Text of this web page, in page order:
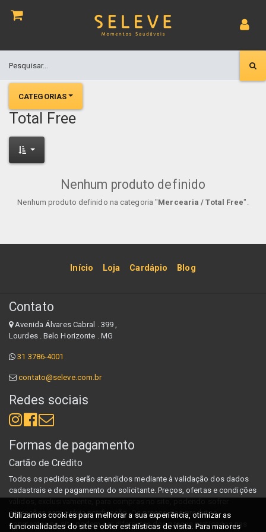
CATEGORIAS
Total Free
Nenhum produto definido
Nenhum produto definido na categoria "Mercearia / Total Free".
Início Loja Cardápio Blog
Contato
Avenida Álvares Cabral . 399 ,
Lourdes . Belo Horizonte . MG
31 3786-4001
contato@seleve.com.br
Redes sociais
Formas de pagamento
Cartão de Crédito
Todos os pedidos serão atendidos mediante à validação dos dados
cadastrais e de pagamento do solicitante. Preços, ofertas e condições
alterações sem prévia notificação. Os preços dos produtos
constantes no site podem ser diferentes dos preços praticados nas
Utilizamos cookies para melhorar a sua experiência, otimizar as
funcionalidades do site e obter estatísticas de visita. Para maiores